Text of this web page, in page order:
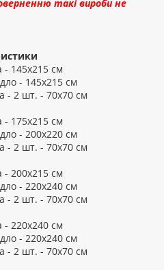
такі вироби не
- 145х215 см
- 145х215 см
- 2 шт. - 70х70 см
- 175х215 см
- 200х220 см
- 2 шт. - 70х70 см
- 200х215 см
- 220х240 см
- 2 шт. - 70х70 см
- 220х240 см
- 220х240 см
- 2 шт. - 70х70 см